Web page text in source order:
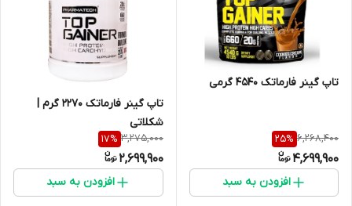
تاپ گینر فارماتک 4540 گرمی
6,268,400
25%
4,699,900
افزودن به سبد
تاپ گینر فارماتک 2270 گرم |
شکلاتی
3,275,000
17%
2,699,900
افزودن به سبد